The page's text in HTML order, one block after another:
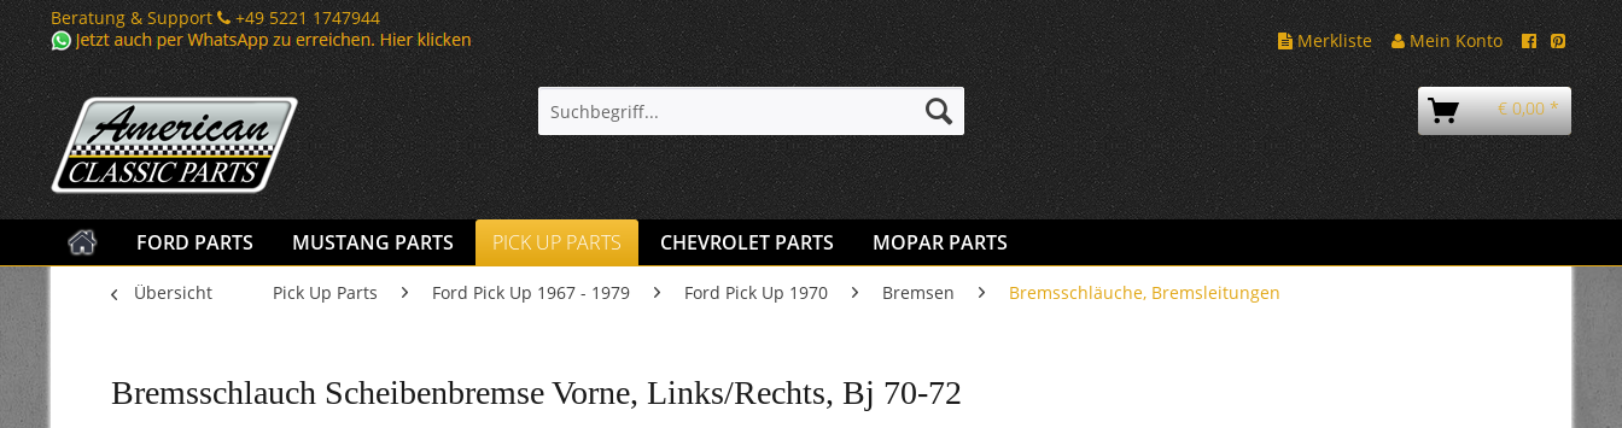
Beratung & Support
+49 5221 1747944
Merkliste
Mein Konto
€ 0,00 *
FORD PARTS MUSTANG PARTS PICK UP PARTS CHEVROLET PARTS MOPAR PARTS
Übersicht Pick Up Parts Ford Pick Up 1967 - 1979 Ford Pick Up 1970 Bremsen Bremsschläuche, Bremsleitungen
Bremsschlauch Scheibenbremse Vorne, Links/Rechts, Bj 70-72